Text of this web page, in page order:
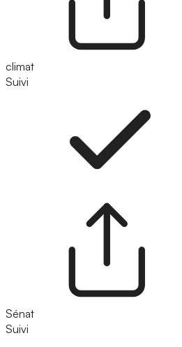
climat
Suivi
Sénat
Suivi